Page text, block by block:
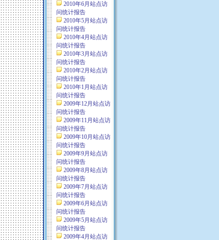
2010年6月站点访
问统计报告
2010年5月站点访
问统计报告
2010年4月站点访
问统计报告
2010年3月站点访
问统计报告
2010年2月站点访
问统计报告
2010年1月站点访
问统计报告
2009年12月站点访
问统计报告
2009年11月站点访
问统计报告
2009年10月站点访
问统计报告
2009年9月站点访
问统计报告
2009年8月站点访
问统计报告
2009年7月站点访
问统计报告
2009年6月站点访
问统计报告
2009年5月站点访
问统计报告
2009年4月站点访